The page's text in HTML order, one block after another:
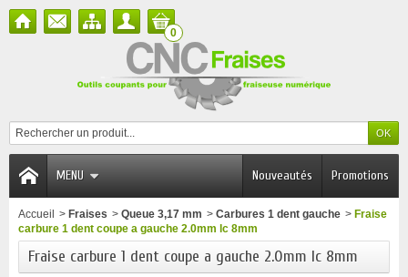
0
MENU Promotions
Nouveautés
Accueil > Fraises > Queue 3,17 mm > Carbures 1 dent gauche > Fraise
carbure 1 dent coupe a gauche 2.0mm lc 8mm
Fraise carbure 1 dent coupe a gauche 2.0mm lc 8mm